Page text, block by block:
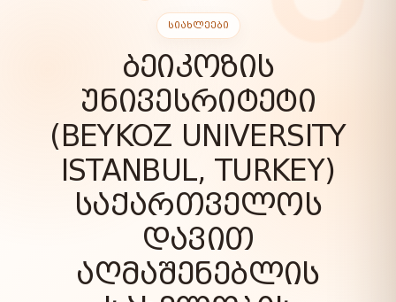
ᲡᲘᲐᲮᲚᲔᲔᲑᲘ
ᲑᲔᲘᲙᲝᲖᲘᲡ
ᲣᲜᲘᲕᲔᲡᲠᲘᲢᲔᲢᲘ
(BEYKOZ UNIVERSITY
ISTANBUL, TURKEY)
ᲡᲐᲥᲐᲠᲗᲕᲔᲚᲝᲡ
ᲓᲐᲕᲘᲗ
ᲐᲦᲛᲐᲨᲔᲜᲔᲑᲚᲘᲡ